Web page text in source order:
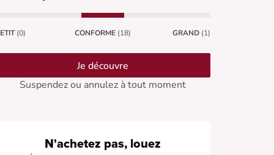
(0) CONFORME (18) GRAND (1)
Je découvre
Suspendez ou annulez à tout moment
N'achetez pas, louez